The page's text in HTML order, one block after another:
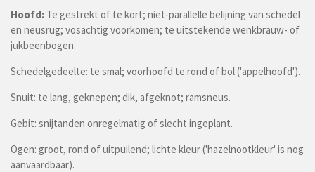
Hoofd: Te gestrekt of te kort; niet-parallelle belijning van schedel
en neusrug; vosachtig voorkomen; te uitstekende wenkbrauw- of
jukbeenbogen.
Schedelgedeelte: te smal; voorhoofd te rond of bol ('appelhoofd').
Snuit: te lang, geknepen; dik, afgeknot; ramsneus.
Gebit: snijtanden onregelmatig of slecht ingeplant.
Ogen: groot, rond of uitpuilend; lichte kleur ('hazelnootkleur' is nog
aanvaardbaar).